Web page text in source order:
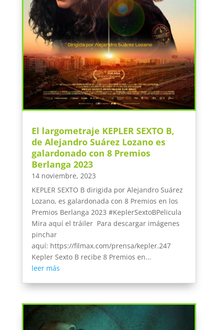
El largometraje KEPLER SEXTO B,
de Alejandro Suárez Lozano es
galardonado con 8 Premios
Berlanga 2023
14 noviembre, 2023
KEPLER SEXTO B dirigida por Alejandro Suárez
Lozano, es galardonada con 8 Premios en los
Premios Berlanga 2023 #KeplerSextoBPelicula
Mira aquí el tráiler Para descargar imágenes
pinchar
aquí: https://filmax.com/prensa/kepler.247
Kepler Sexto B recibe 8 Premios en...
leer más